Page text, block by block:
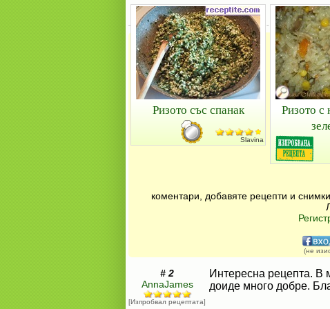
Ризото със спанак
Slavina
Ризото с
коментари, добавяте рецепти и
(не
# 2
AnnaJames
[Изпробвал рецептата]
Интересна рецепта. В
доиде много добре.